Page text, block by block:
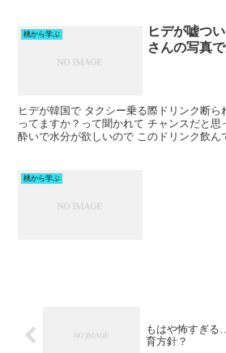
桃から学ぶ
ヒデが嘘つ
さんの写真
ヒデが韓国で タクシー乗る際ドリンク断
ってますか？って聞かれて チャンスだと思
酔いで水分が欲しいので このドリンク飲ん
桃から学ぶ
もはや怖すぎる
育方針？